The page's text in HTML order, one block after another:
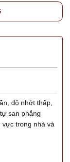
độ nhớt thấp,
san phẳng
trong nhà và